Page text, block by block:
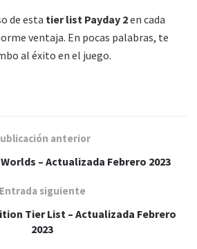
de esta tier list Payday 2en cada
ventaja. En pocas palabras, te
al éxito en el juego.
anterior
– Actualizada Febrero 2023
Entrada siguiente
Tier List – Actualizada Febrero
2023